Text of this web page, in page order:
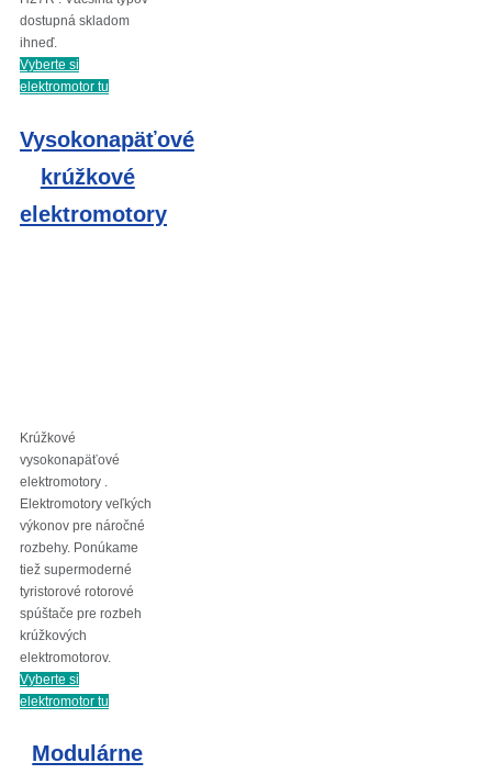
dostupná skladom
ihneď.
Vyberte si
elektromotor tu
Vysokonapäťové
krúžkové
elektromotory
Krúžkové
vysokonapäťové
elektromotory .
Elektromotory veľkých
výkonov pre náročné
rozbehy. Ponúkame
tiež supermoderné
tyristorové rotorové
spúštače pre rozbeh
krúžkových
elektromotorov.
Vyberte si
elektromotor tu
Modulárne